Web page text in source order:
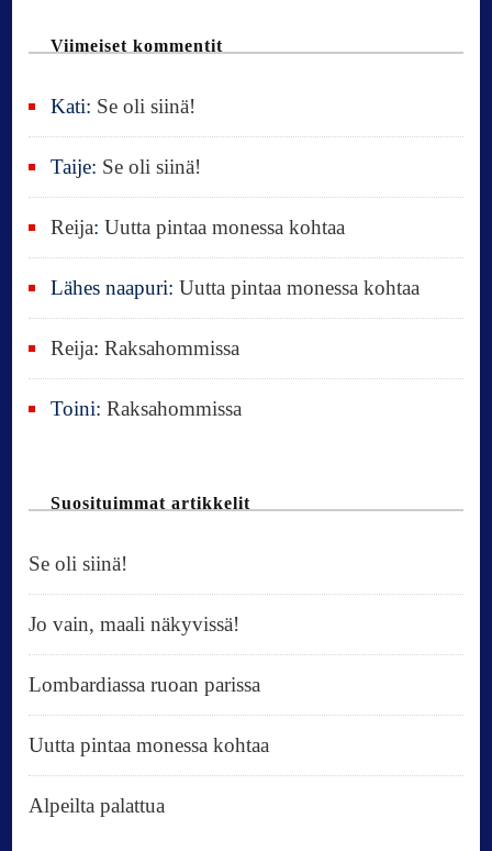
n
Viimeiset kommentit
Kati: Se oli siinä!
Taije: Se oli siinä!
Reija:Uutta pintaa monessa kohtaa
Lähes naapuri:Uutta pintaa monessa kohtaa
Reija:Raksahommissa
Toini:Raksahommissa
Suosituimmat artikkelit
Se oli siinä!
Jo vain, maali näkyvissä!
Lombardiassa ruoan parissa
Uutta pintaa monessa kohtaa
Alpeilta palattua